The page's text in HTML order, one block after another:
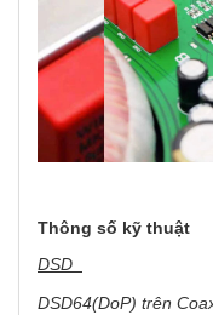
Thông số kỹ thuật
DSD
DSD64(DoP) trên